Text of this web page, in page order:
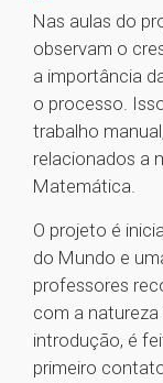
Nas aulas do
observam o
a importância
o processo.
trabalho
relacionados a
Matemática.
O projeto é
do Mundo e
professores
com a
introdução, é
primeiro